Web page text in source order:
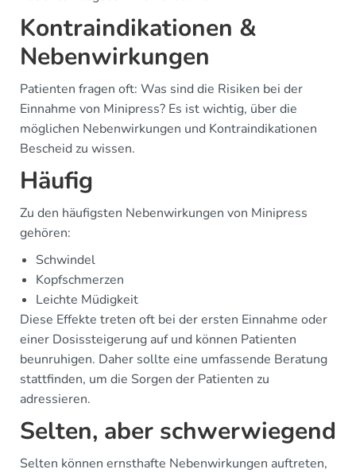
Kontraindikationen &
Nebenwirkungen
Patienten fragen oft: Was sind die Risiken bei der
Einnahme von Minipress? Es ist wichtig, über die
möglichen Nebenwirkungen und Kontraindikationen
Bescheid zu wissen.
Häufig
Zu den häufigsten Nebenwirkungen von Minipress
gehören:
Schwindel
Kopfschmerzen
Leichte Müdigkeit
Diese Effekte treten oft bei der ersten Einnahme oder
einer Dosissteigerung auf und können Patienten
beunruhigen. Daher sollte eine umfassende Beratung
stattfinden, um die Sorgen der Patienten zu
adressieren.
Selten, aber schwerwiegend
Selten können ernsthafte Nebenwirkungen auftreten,